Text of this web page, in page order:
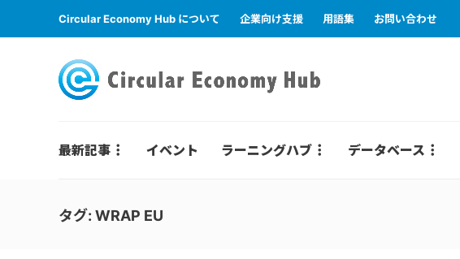
Circular Economy Hub について 企業向け支援 用語集 お問い合わせ
最新記事 イベント ラーニングハブ データベース
タグ: WRAP EU